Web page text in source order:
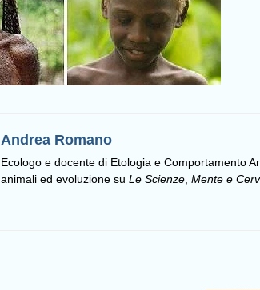
Andrea Romano
Ecologo e docente di Etologia e Comportamento
animali ed evoluzione su Le Scienze Mente e